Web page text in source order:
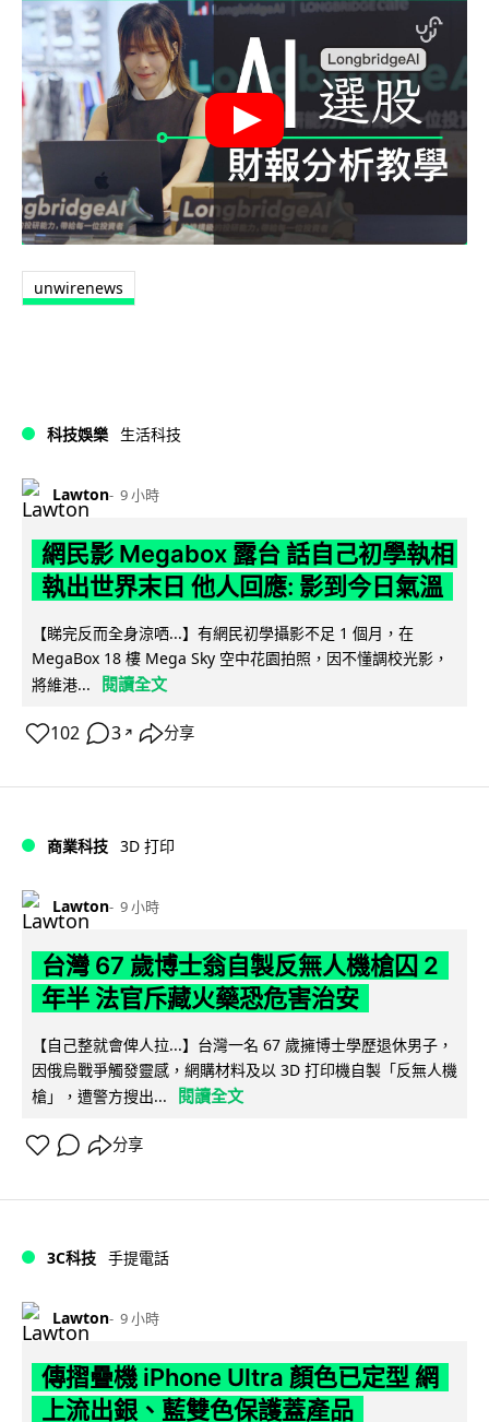
unwirenews
科技娛樂 生活科技
Lawton 9 小時
網民影 Megabox 露台 話自己初學執相
執出世界末日 他人回應: 影到今日氣溫
【睇完反而全身涼哂...】有網民初學攝影不足 1 個月，在
MegaBox 18 樓 Mega Sky 空中花園拍照，因不懂調校光影，
將維港...
閱讀全文
102 3 ↗ 分享
商業科技 3D 打印
Lawton 9 小時
台灣 67 歲博士翁自製反無人機槍囚 2
年半 法官斥藏火藥恐危害治安
【自己整就會俾人拉...】台灣一名 67 歲擁博士學歷退休男子，
因俄烏戰爭觸發靈感，網購材料及以 3D 打印機自製「反無人機
槍」，遭警方搜出...
閱讀全文
分享
3C科技 手提電話
Lawton 9 小時
傳摺疊機 iPhone Ultra 顏色已定型 網
上流出銀、藍雙色保護蓋產品